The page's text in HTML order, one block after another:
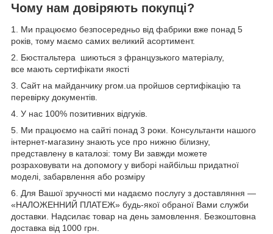
Чому нам довіряють покупці?
1. Ми працюємо безпосередньо від фабрики вже понад 5
років, тому маємо самих великий асортимент.
2. Бюстгальтера шиються з французького матеріалу,
все мають сертифікати якості
3. Сайт на майданчику proм.ua пройшов сертифікацію та
перевірку документів.
4. У нас 100% позитивних відгуків.
5. Ми працюємо на сайті понад 3 роки. Консультанти нашого
інтернет-магазину знають усе про нижню білизну,
представлену в каталозі: тому Ви завжди можете
розраховувати на допомогу у виборі найбільш придатної
моделі, забарвлення або розміру
6. Для Вашої зручності ми надаємо послугу з доставляння —
«НАЛОЖЕННИЙ ПЛАТЕЖ» будь-якої обраної Вами служби
доставки. Надсилає товар на день замовлення. Безкоштовна
доставка від 1000 грн.